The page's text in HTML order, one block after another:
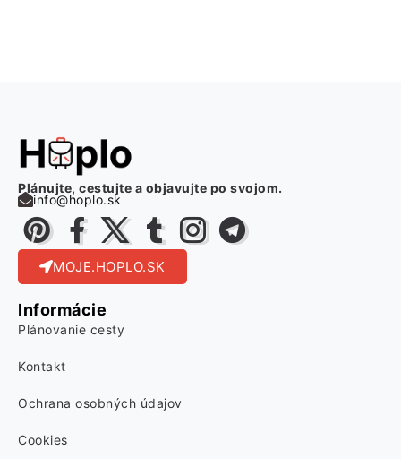
Plánujte, cestujte a objavujte po svojom.
info@hoplo.sk
MOJE.HOPLO.SK
Informácie
Plánovanie cesty
Kontakt
Ochrana osobných údajov
Cookies